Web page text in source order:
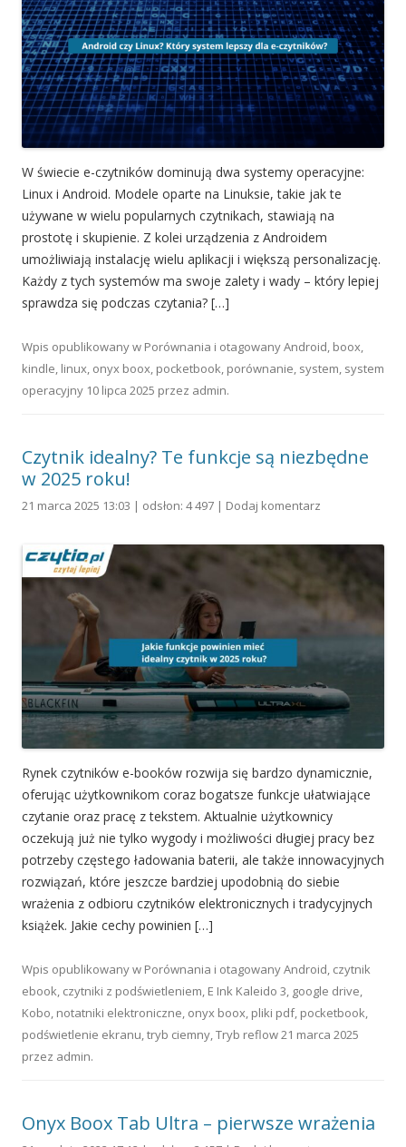
W świecie e-czytników dominują dwa systemy operacyjne:
Linux i Android. Modele oparte na Linuksie, takie jak te
używane w wielu popularnych czytnikach, stawiają na
prostotę i skupienie. Z kolei urządzenia z Androidem
umożliwiają instalację wielu aplikacji i większą personalizację.
Każdy z tych systemów ma swoje zalety i wady – który lepiej
sprawdza się podczas czytania? […]
Wpis opublikowany w Porównania i otagowanyAndroid, boox,
kindle, linux, onyx boox, pocketbook, porównanie, system, system
operacyjny 10 lipca 2025 przez admin.
Czytnik idealny? Te funkcje są niezbędne
w 2025 roku!
21 marca 2025 13:03 | odsłon: 4 497 | Dodaj komentarz
Rynek czytników e-booków rozwija się bardzo dynamicznie,
oferując użytkownikom coraz bogatsze funkcje ułatwiające
czytanie oraz pracę z tekstem. Aktualnie użytkownicy
oczekują już nie tylko wygody i możliwości długiej pracy bez
potrzeby częstego ładowania baterii, ale także innowacyjnych
rozwiązań, które jeszcze bardziej upodobnią do siebie
wrażenia z odbioru czytników elektronicznych i tradycyjnych
książek. Jakie cechy powinien […]
Wpis opublikowany w Porównania i otagowanyAndroid, czytnik
ebook, czytniki z podświetleniem, E Ink Kaleido 3, google drive,
Kobo, notatniki elektroniczne, onyx boox, pliki pdf, pocketbook,
podświetlenie ekranu,tryb ciemny,Tryb reflow21 marca 2025
przez admin.
Onyx Boox Tab Ultra – pierwsze wrażenia